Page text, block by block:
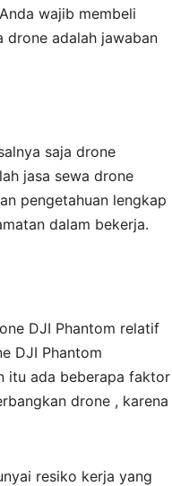
wajib membeli
drone adalah jawaban
saja drone
jasa sewa drone
pengetahuan lengkap
dalam bekerja.
DJI Phantom relatif
DJI Phantom
itu ada beberapa faktor
drone , karena
resiko kerja yang